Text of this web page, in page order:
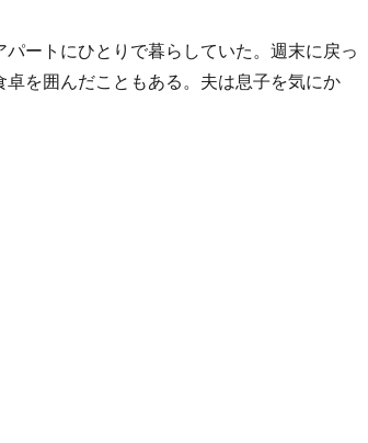
ートにひとりで暮らしていた。週末に戻っ
を囲んだこともある。夫は息子を気にか